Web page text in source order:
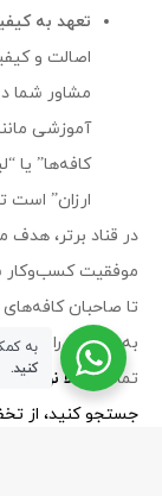
تعهد به
اصالت و
مشاور شما
آموزشی
کافه‌ها” یا
ارزان” است
در قناد برتر،
موفقیت کسب‌وکار
تا صاحبان کافه‌های
به مشاوره رایگان
تماس:حالا نوبت
جستجو کنید، از
به
کنید.